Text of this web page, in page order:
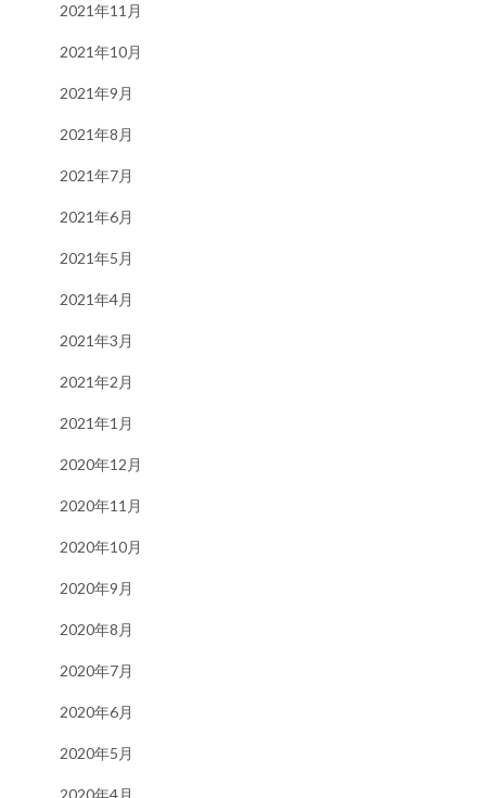
2021年11月
2021年10月
2021年9月
2021年8月
2021年7月
2021年6月
2021年5月
2021年4月
2021年3月
2021年2月
2021年1月
2020年12月
2020年11月
2020年10月
2020年9月
2020年8月
2020年7月
2020年6月
2020年5月
2020年4月